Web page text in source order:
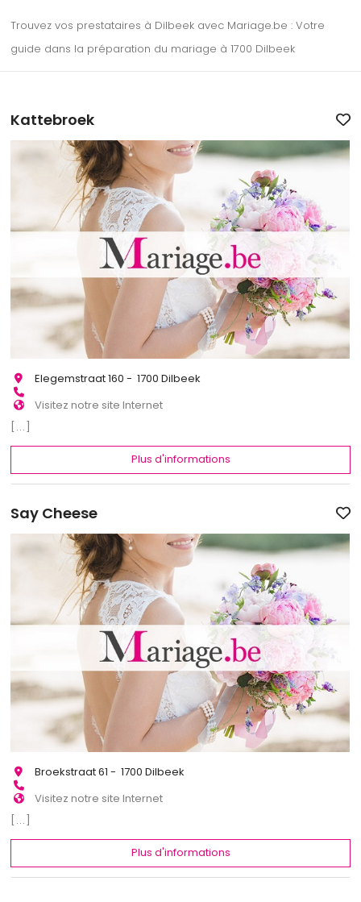
Trouvez vos prestataires à Dilbeek avec Mariage.be : Votre
guide dans la préparation du mariage à 1700 Dilbeek
Kattebroek
Elegemstraat 160 - 1700 Dilbeek
Visitez notre site Internet
[...]
Plus d'informations
Say Cheese
Broekstraat 61 - 1700 Dilbeek
Visitez notre site Internet
[...]
Plus d'informations